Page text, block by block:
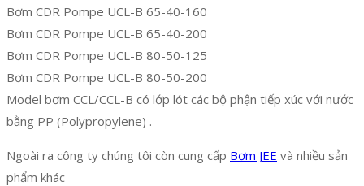
Bơm CDR Pompe UCL-B 65-40-160
Bơm CDR Pompe UCL-B 65-40-200
Bơm CDR Pompe UCL-B 80-50-125
Bơm CDR Pompe UCL-B 80-50-200
Model bơm CCL/CCL-B có lớp lót các bộ phận tiếp xúc với nước
bằng PP (Polypropylene) .
Ngoài ra công ty chúng tôi còn cung cấp Bơm JEE và nhiều sản
phẩm khác